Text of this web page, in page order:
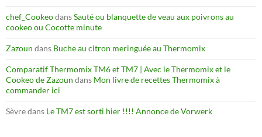
chef_CookeodansSauté ou blanquette de veau aux poivrons au
cookeo ou Cocotte minute
Zazoun dans Buche au citron meringuée au Thermomix
Comparatif Thermomix TM6 et TM7 | Avec le Thermomix et le
Cookeo de Zazoun dans Mon livre de recettes Thermomix à
commander ici
Sèvredans Le TM7 est sorti hier !!!! Annonce de Vorwerk